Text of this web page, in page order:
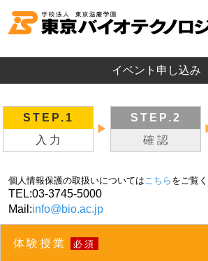
イベント申し込み
STEP.1
入 力
▶
STEP.2
確 認
個人情報保護の取扱いについてはこちら をご覧
TEL:03-3745-5000
Mail:info@bio.ac.jp
体験授業 必須